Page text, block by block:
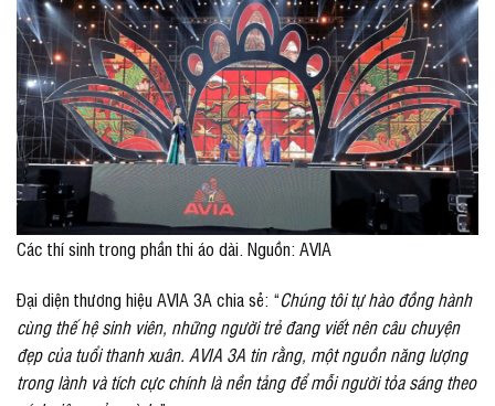
Các thí sinh trong phần thi áo dài. Nguồn: AVIA
Đại diện thương hiệu AVIA 3A chia sẻ: “Chúng tôi tự hào đồng hành
cùng thế hệ sinh viên, những người trẻ đang viết nên câu chuyện
đẹp của tuổi thanh xuân. AVIA 3A tin rằng, một nguồn năng lượng
trong lành và tích cực chính là nền tảng để mỗi người tỏa sáng theo